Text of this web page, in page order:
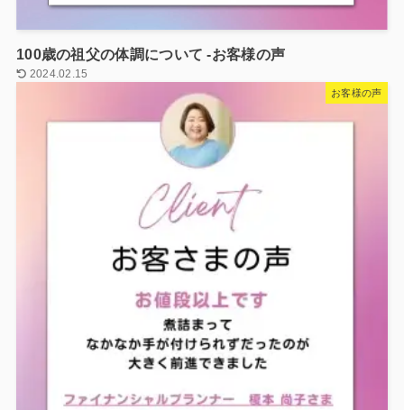
100歳の祖父の体調について -お客様の声
2024.02.15
お客様の声